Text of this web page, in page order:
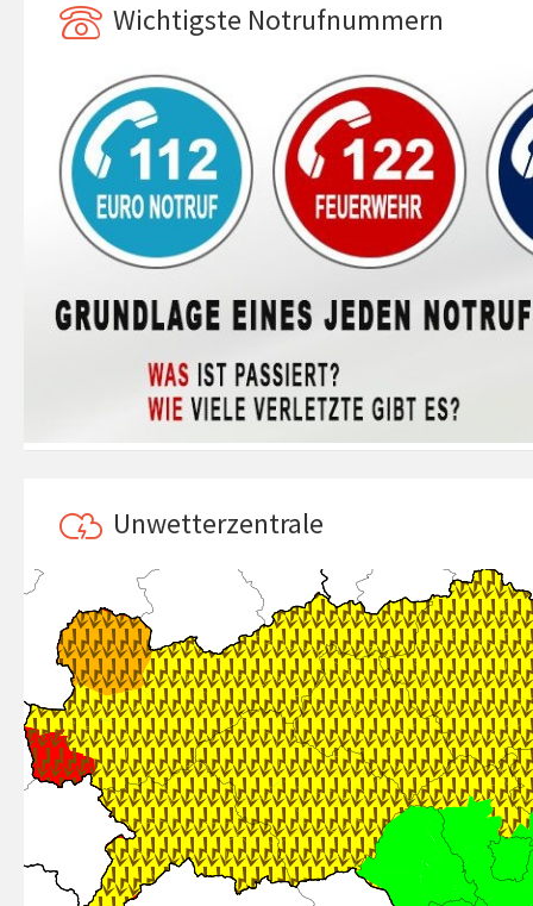
Wichtigste Notrufnummern
Unwetterzentrale